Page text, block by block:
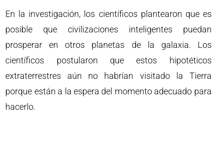
En la investigación, los científicos plantearon que es
posible que civilizaciones inteligentes puedan
prosperar en otros planetas de la galaxia. Los
científicos postularon que estos hipotéticos
extraterrestres aún no habrían visitado la Tierra
porque están a la espera del momento adecuado para
hacerlo.